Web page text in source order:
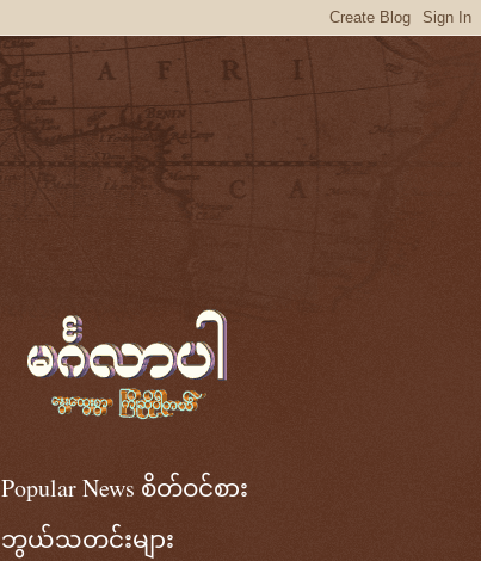
Popular News စိတ်ဝင်စား
ဘွယ်သတင်းများ